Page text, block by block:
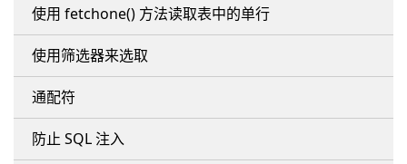
使用 fetchone() 方法读取表中的单行
使用筛选器来选取
通配符
防止 SQL 注入